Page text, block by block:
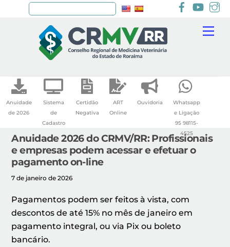
Anuidade
de 2026
Sistema
de
Cadastro
Certidão
Negativa
ART
Online
Ouvidoria
Whatsapp
e Ligação
95 98115-
4525
Anuidade 2026 do CRMV/RR: Profissionais
e empresas podem acessar e efetuar o
pagamento on-line
7 de janeiro de 2026
Pagamentos podem ser feitos à vista, com
descontos de até 15% no mês de janeiro em
pagamento integral, ou via Pix ou boleto
bancário.